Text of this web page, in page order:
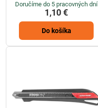
Doručíme do 5 pracovných dní
1,10 €
Do košíka